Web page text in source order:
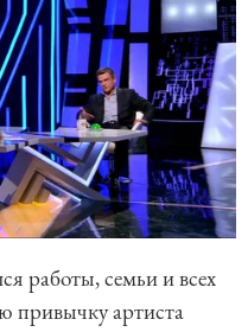
работы, семьи и всех
привычку артиста